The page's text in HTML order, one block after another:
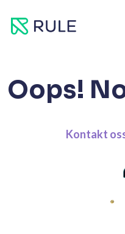
rett
Oops!
Kontakt